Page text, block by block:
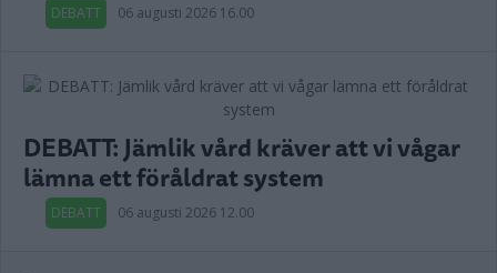
DEBATT 06 augusti 2026 16.00
DEBATT: Jämlik vård kräver att vi vågar
lämna ett föråldrat system
DEBATT 06 augusti 2026 12.00